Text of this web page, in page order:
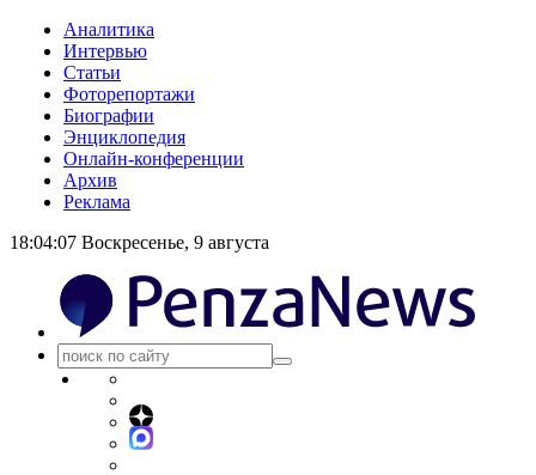
Аналитика
Интервью
Статьи
Фоторепортажи
Биографии
Энциклопедия
Онлайн-конференции
Архив
Реклама
18:04:08 Воскресенье, 9 августа